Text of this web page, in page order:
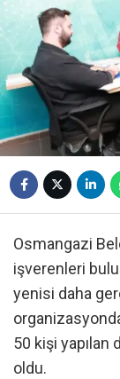
Osmangazi
işverenleri
yenisi daha
50 kişi yapılan
oldu.